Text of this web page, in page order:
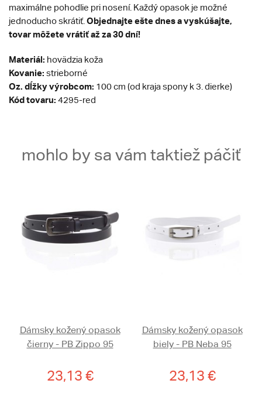
maximálne pohodlie pri nosení. Každý opasok je možné
jednoducho skrátiť. Objednajte ešte dnes a vyskúšajte,
tovar môžete vrátiť až za 30 dní!
Materiál: hovädzia koža
Kovanie: strieborné
Oz. dĺžky výrobcom: 100 cm (od kraja spony k 3. dierke)
Kód tovaru: 4295-red
mohlo by sa vám taktiež páčiť
Dámsky kožený opasok
čierny - PB Zippo 95
23,13 €
Dámsky kožený opasok
biely - PB Neba 95
23,13 €